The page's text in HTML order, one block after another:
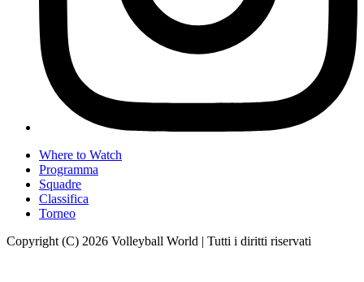
Where to Watch
Programma
Squadre
Classifica
Torneo
Copyright (C) 2026 Volleyball World | Tutti i diritti riservati